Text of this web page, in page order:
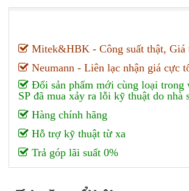
Mitek&HBK - Công suất thật, Giá
Neumann - Liên lạc nhận giá cực
Đổi sản phẩm mới cùng loại trong
SP đã mua xảy ra lỗi kỹ thuật do nhà
Hàng chính hãng
Hỗ trợ kỹ thuật từ xa
Trả góp lãi suất 0%